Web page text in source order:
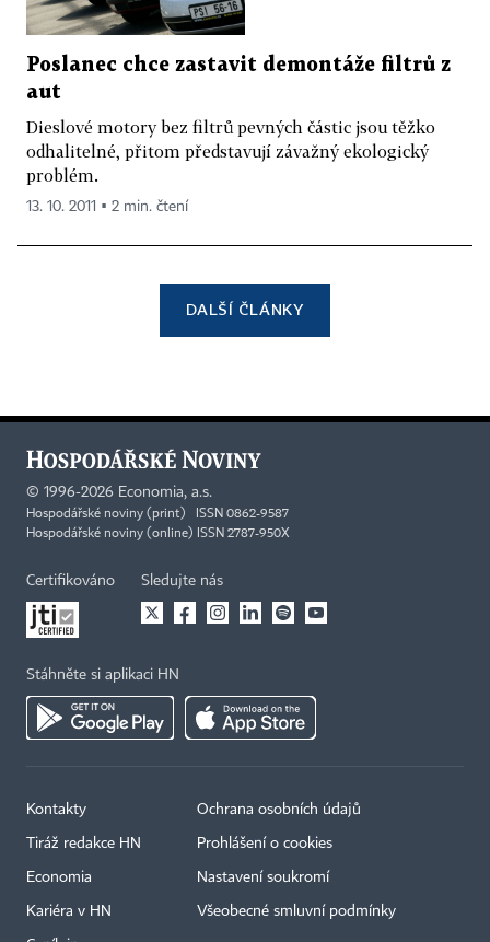
Poslanec chce zastavit demontáže filtrů z
aut
Dieslové motory bez filtrů pevných částic jsou těžko
odhalitelné, přitom představují závažný ekologický
problém.
13. 10. 2011 ▪ 2 min. čtení
DALŠÍ ČLÁNKY
© 1996-2026 Economia, a.s.
Hospodářské noviny (print) ISSN 0862-9587
Hospodářské noviny (online) ISSN 2787-950X
Certifikováno Sledujte nás
Stáhněte si aplikaci HN
Kontakty
Tiráž redakce HN
Economia
Kariéra v HN
Ochrana osobních údajů
Prohlášení o cookies
Nastavení soukromí
Všeobecné smluvní podmínky